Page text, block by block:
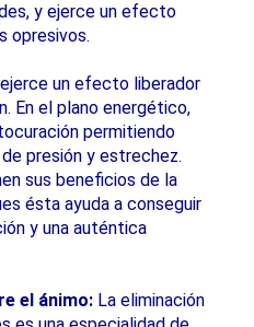
y ejerce un efecto
opresivos.
un efecto liberador
En el plano energético,
permitiendo
presión y estrechez.
sus beneficios de la
ésta ayuda a conseguir
y una auténtica
el ánimo: La eliminación